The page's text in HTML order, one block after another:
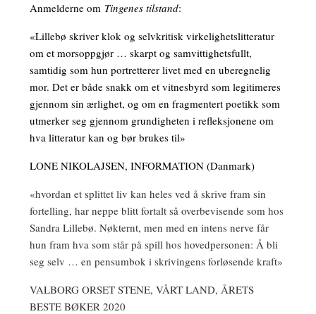
Anmelderne om Tingenes tilstand:
«Lillebø skriver klok og selvkritisk virkelighetslitteratur
om et morsoppgjør … skarpt og samvittighetsfullt,
samtidig som hun portretterer livet med en uberegnelig
mor. Det er både snakk om et vitnesbyrd som legitimeres
gjennom sin ærlighet, og om en fragmentert poetikk som
utmerker seg gjennom grundigheten i refleksjonene om
hva litteratur kan og bør brukes til»
LONE NIKOLAJSEN, INFORMATION (Danmark)
«hvordan et splittet liv kan heles ved å skrive fram sin
fortelling, har neppe blitt fortalt så overbevisende som hos
Sandra Lillebø. Nøkternt, men med en intens nerve får
hun fram hva som står på spill hos hovedpersonen: Å bli
seg selv … en pensumbok i skrivingens forløsende kraft»
VALBORG ORSET STENE, VÅRT LAND, ÅRETS
BESTE BØKER 2020